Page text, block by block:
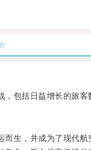
包括日益增长的旅客
生，并成为了现代航